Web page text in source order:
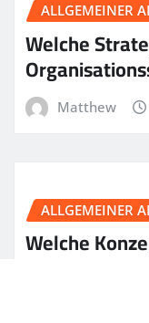
ALLGEMEINER
Welche
Matthew
ALLGEMEINER
Welche